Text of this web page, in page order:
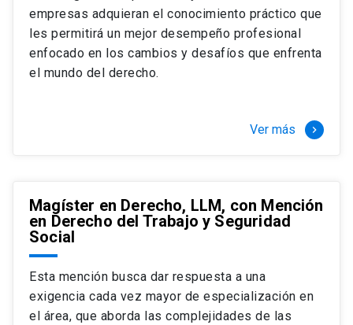
empresas adquieran el conocimiento práctico que
les permitirá un mejor desempeño profesional
enfocado en los cambios y desafíos que enfrenta
el mundo del derecho.
Ver más keyboard_arrow_right
Magíster en Derecho, LLM, con Mención
en Derecho del Trabajo y Seguridad
Social
Esta mención busca dar respuesta a una
exigencia cada vez mayor de especialización en
el área, que aborda las complejidades de las